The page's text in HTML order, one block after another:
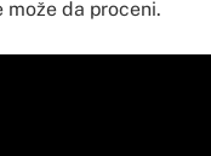
može da proceni.